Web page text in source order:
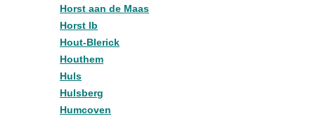
Horst aan de Maas
Horst lb
Hout-Blerick
Houthem
Huls
Hulsberg
Humcoven